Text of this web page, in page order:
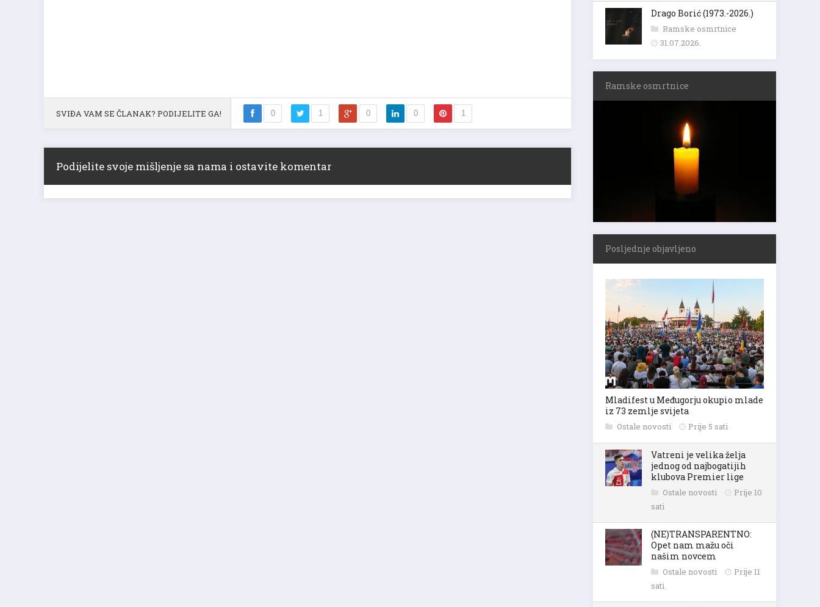
SVIĐA VAM SE ČLANAK? PODIJELITE GA! 0 1 0 0 1
Podijelite svoje mišljenje sa nama i ostavite komentar
Drago Borić (1973.-2026.)
Ramske osmrtnice
31.07.2026.
Ramske osmrtnice
Posljednje objavljeno
Mladifest u Međugorju okupio mlade
iz 73 zemlje svijeta
Ostale novosti Prije 5 sati
Vatreni je velika želja
jednog od najbogatijih
klubova Premier lige
Ostale novosti
Prije 10
sati
(NE)TRANSPARENTNO:
Opet nam mažu oči
našim novcem
Ostale novosti
Prije 11
sati